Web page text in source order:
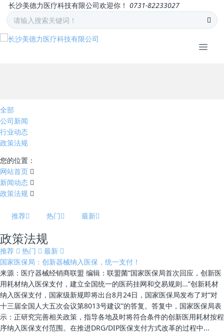
长沙美德力医疗科技有限公司欢迎你！ 0731-82233027
全部
公司新闻
行业动态
政策法规
您的位置：
网站首页
新闻动态
政策法规
推荐 热门 最新
政策法规
推荐 热门
最新
国家医保局：创新器械纳入医保，统一支付！
来源：医疗器械经销商联盟 编辑：联盟菌“国家医保局首次回应，创新医
用耗材纳入医保支付，建立全国统一的医药挂网和交易规则...”创新耗材
纳入医保支付，国家级新规即将出台8月24日，国家医保局发布了对“对
十三届全国人大五次会议第8013号建议”的答复。答复中，国家医保局表
示：正研究完善相关政策，指导各地及时将符合条件的创新医用耗材按程
序纳入医保支付范围。在推进DRG/DIP医保支付方式改革的过程中...